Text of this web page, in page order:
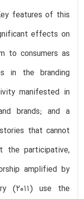
features of this
effects on
to consumers as
in the branding
manifested in
brands; and a
that cannot
the participative,
amplified by
(2011) use the